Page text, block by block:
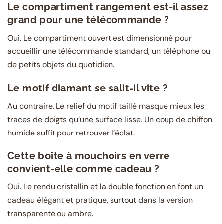
Le compartiment rangement est-il assez
grand pour une télécommande ?
Oui. Le compartiment ouvert est dimensionné pour
accueillir une télécommande standard, un téléphone ou
de petits objets du quotidien.
Le motif diamant se salit-il vite ?
Au contraire. Le relief du motif taillé masque mieux les
traces de doigts qu’une surface lisse. Un coup de chiffon
humide suffit pour retrouver l’éclat.
Cette boîte à mouchoirs en verre
convient-elle comme cadeau ?
Oui. Le rendu cristallin et la double fonction en font un
cadeau élégant et pratique, surtout dans la version
transparente ou ambre.